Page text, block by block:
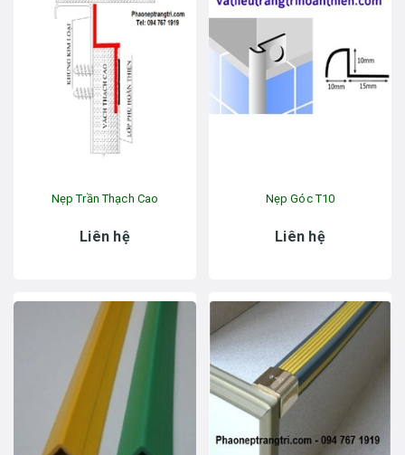
Nẹp Trần Thạch Cao
Liên hệ
Nẹp Góc T10
Liên hệ